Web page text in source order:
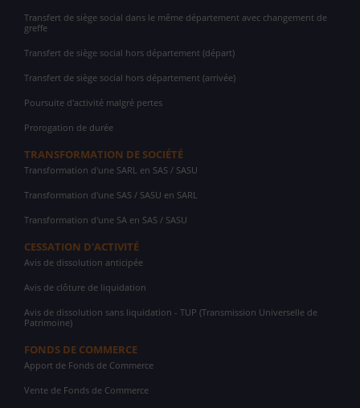
Transfert de siège social dans le même département avec changement de
greffe
Transfert de siège social hors département (départ)
Transfert de siège social hors département (arrivée)
Poursuite d'activité malgré pertes
Prorogation de durée
TRANSFORMATION DE SOCIÉTÉ
Transformation d'une SARL en SAS / SASU
Transformation d'une SAS / SASU en SARL
Transformation d'une SA en SAS / SASU
CESSATION D'ACTIVITÉ
Avis de dissolution anticipée
Avis de clôture de liquidation
Avis de dissolution sans liquidation - TUP (Transmission Universelle de
Patrimoine)
FONDS DE COMMERCE
Apport de Fonds de Commerce
Vente de Fonds de Commerce